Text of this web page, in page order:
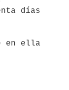
días
en ella